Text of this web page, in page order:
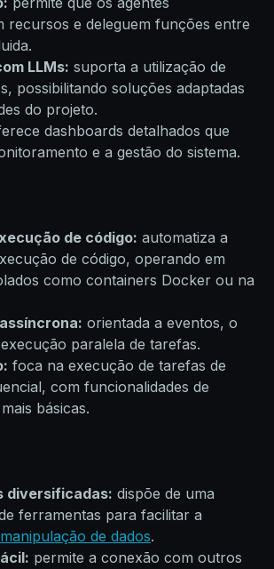
recursos e deleguem funções entre
LLMs: suporta a utilização de
possibilitando soluções adaptadas
do projeto.
dashboards detalhados que
e a gestão do sistema.
de código: automatiza a
de código, operando em
como containers Docker ou na
orientada a eventos, o
paralela de tarefas.
foca na execução de tarefas de
com funcionalidades de
básicas.
diversificadas: dispõe de uma
ferramentas para facilitar a
manipulação de dados.
permite a conexão com outros